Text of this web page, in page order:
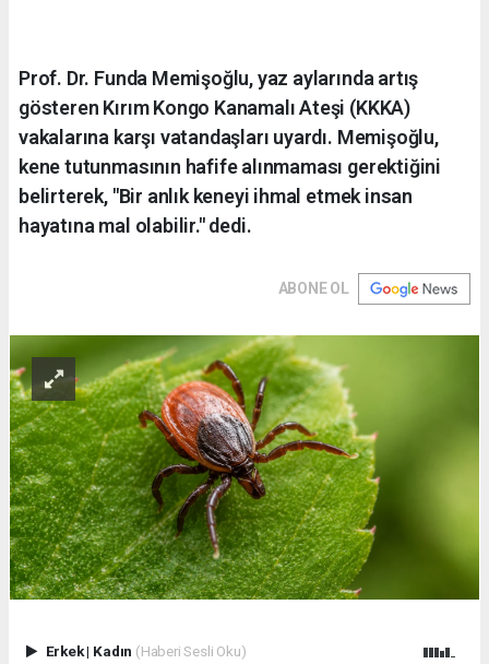
Prof. Dr. Funda Memişoğlu, yaz aylarında artış
gösteren Kırım Kongo Kanamalı Ateşi (KKKA)
vakalarına karşı vatandaşları uyardı. Memişoğlu,
kene tutunmasının hafife alınmaması gerektiğini
belirterek, "Bir anlık keneyi ihmal etmek insan
hayatına mal olabilir." dedi.
ABONE OL
Erkek| Kadın (Haberi Sesli Oku)